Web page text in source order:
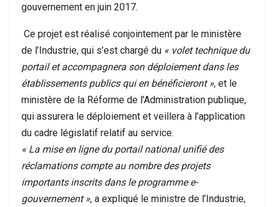
gouvernement en juin 2017.
Ce projet est réalisé conjointement par le ministère
de l’Industrie, qui s’est chargé du « volet technique du
portail et accompagnera son déploiement dans les
établissements publics qui en bénéficieront », et le
ministère de la Réforme de l’Administration publique,
qui assurera le déploiement et veillera à l’application
du cadre législatif relatif au service.
« La mise en ligne du portail national unifié des
réclamations compte au nombre des projets
importants inscrits dans le programme e-
gouvernement », a expliqué le ministre de l’Industrie,